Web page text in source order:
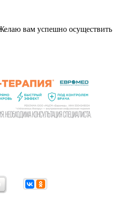
вам успешно осуществить